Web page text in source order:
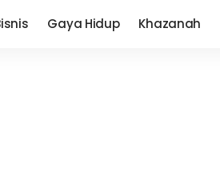
Gaya Hidup Khazanah